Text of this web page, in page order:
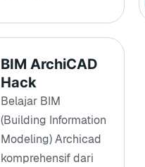
BIM ArchiCAD
Hack
Belajar BIM
(Building Information
Modeling) Archicad
komprehensif dari